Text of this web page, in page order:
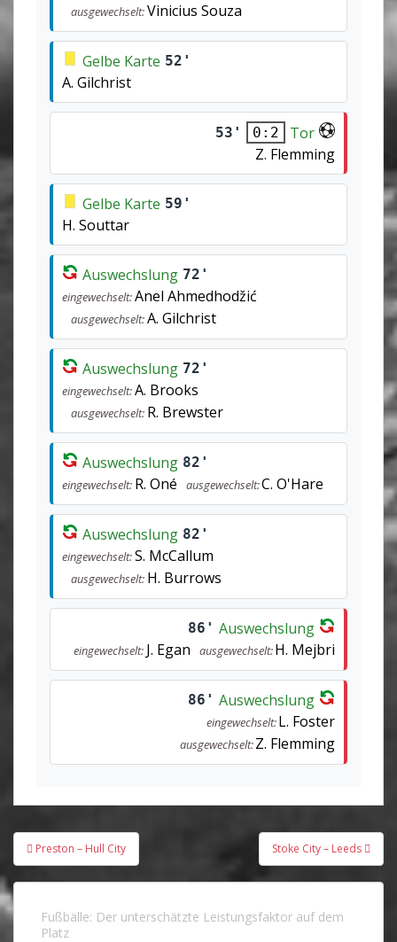
ausgewechselt:Vinicius Souza
Gelbe Karte 52'
A. Gilchrist
53' 0:2
Tor
Z. Flemming
Gelbe Karte 59'
H. Souttar
Auswechslung 72'
eingewechselt:Anel Ahmedhodžić
ausgewechselt:A. Gilchrist
Auswechslung 72'
eingewechselt:A. Brooks
ausgewechselt: R. Brewster
Auswechslung 82'
eingewechselt: R. Oné ausgewechselt:C. O'Hare
Auswechslung 82'
eingewechselt:S. McCallum
ausgewechselt: H. Burrows
86' Auswechslung
eingewechselt: J. Egan ausgewechselt:H. Mejbri
86' Auswechslung
eingewechselt:L. Foster
ausgewechselt:Z. Flemming
Beitragsnavigation
Preston – Hull City Stoke City – Leeds
Fußbälle: Der unterschätzte Leistungsfaktor auf dem
Platz